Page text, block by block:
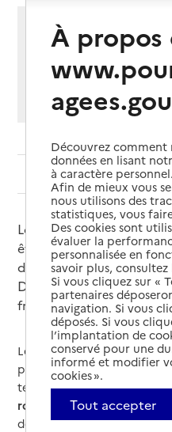
Partager cette page
ImprimerPartager par
Si vous souhaitez partager
Whatsapp, veuillezautoriser
Sommaire
Les personnes âgées
être accueillies une à
dans une structure
Des aides financières
frais occasionnés.
Les activités qui y sont
personnes accueillies de
temps passés hors du
rompre l’isolementet à
dégager du temps pour
À propos
Découvrez comment
données en lisant
à caractère personnel.
Afin de mieux vous
nous utilisons des
statistiques, vous
Des cookies sont
évaluer la
personnalisée en
savoir plus,
Si vous cliquez sur «
partenaires
navigation. Si vous
déposés. Si vous
l’implantation de
conservé pour une
informé et modifier
cookies ».
Tout accepter